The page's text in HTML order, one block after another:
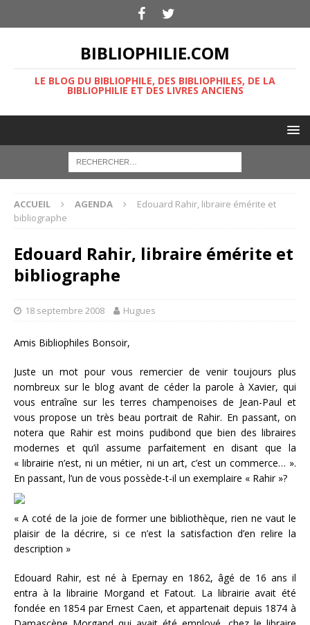
BIBLIOPHILIE.COM
LE BLOG DU BIBLIOPHILE, DES BIBLIOPHILES, DE LA
BIBLIOPHILIE ET DES LIVRES ANCIENS
ACCUEIL AGENDA
Edouard Rahir, libraire émérite et
bibliographe
Edouard Rahir, libraire émérite et
bibliographe
18 septembre 2008 Hugues
Amis Bibliophiles Bonsoir,
Juste un mot pour vous remercier de venir toujours plus
nombreux sur le blog avant de céder la parole à Xavier, qui
vous entraîne sur les terres champenoises de Jean-Paul et
vous propose un très beau portrait de Rahir. En passant, on
notera que Rahir est moins pudibond que bien des libraires
modernes et qu’il assume parfaitement en disant que la
« librairie n’est, ni un métier, ni un art, c’est un commerce… ».
En passant, l’un de vous possède-t-il un exemplaire « Rahir »?
« A coté de la joie de former une bibliothèque, rien ne vaut le
plaisir de la décrire, si ce n’est la satisfaction d’en relire la
description »
Edouard Rahir, est né à Epernay en 1862, âgé de 16 ans il
entra à la librairie Morgand et Fatout. La librairie avait été
fondée en 1854 par Ernest Caen, et appartenait depuis 1874 à